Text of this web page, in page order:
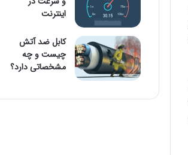
اینترنت
کابل ضد آتش
چیست و چه
مشخصاتی دارد؟